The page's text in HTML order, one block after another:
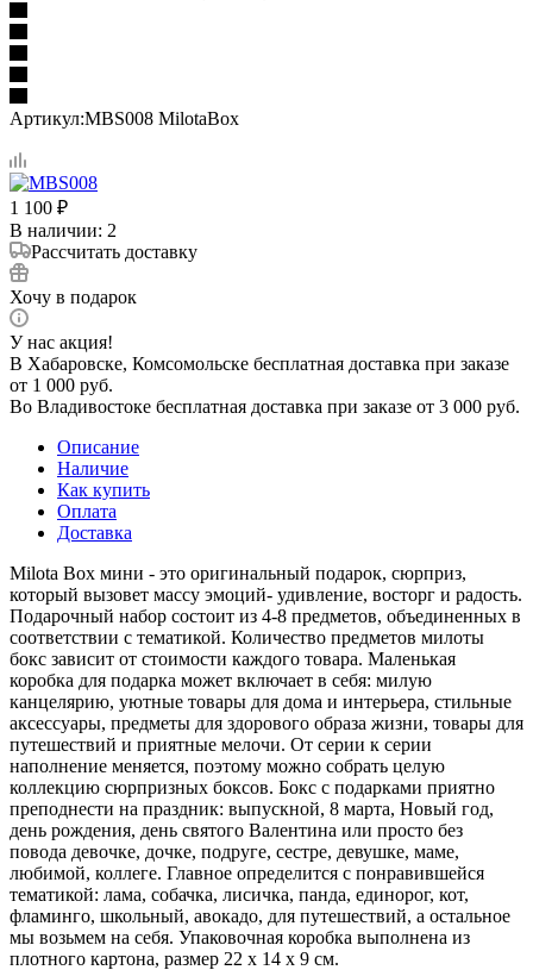
Артикул:MBS008 MilotaBox
1 100 ₽
В наличии: 2
Рассчитать доставку
Хочу в подарок
У нас акция!
В Хабаровске, Комсомольске бесплатная доставка при заказе
от 1 000 руб.
Во Владивостоке бесплатная доставка при заказе от 3 000 руб.
Описание
Наличие
Как купить
Оплата
Доставка
Milota Box мини - это оригинальный подарок, сюрприз,
который вызовет массу эмоций- удивление, восторг и радость.
Подарочный набор состоит из 4-8 предметов, объединенных в
соответствии с тематикой. Количество предметов милоты
бокс зависит от стоимости каждого товара. Маленькая
коробка для подарка может включает в себя: милую
канцелярию, уютные товары для дома и интерьера, стильные
аксессуары, предметы для здорового образа жизни, товары для
путешествий и приятные мелочи. От серии к серии
наполнение меняется, поэтому можно собрать целую
коллекцию сюрпризных боксов. Бокс с подарками приятно
преподнести на праздник: выпускной, 8 марта, Новый год,
день рождения, день святого Валентина или просто без
повода девочке, дочке, подруге, сестре, девушке, маме,
любимой, коллеге. Главное определится с понравившейся
тематикой: лама, собачка, лисичка, панда, единорог, кот,
фламинго, школьный, авокадо, для путешествий, а остальное
мы возьмем на себя. Упаковочная коробка выполнена из
плотного картона, размер 22 х 14 х 9 см.